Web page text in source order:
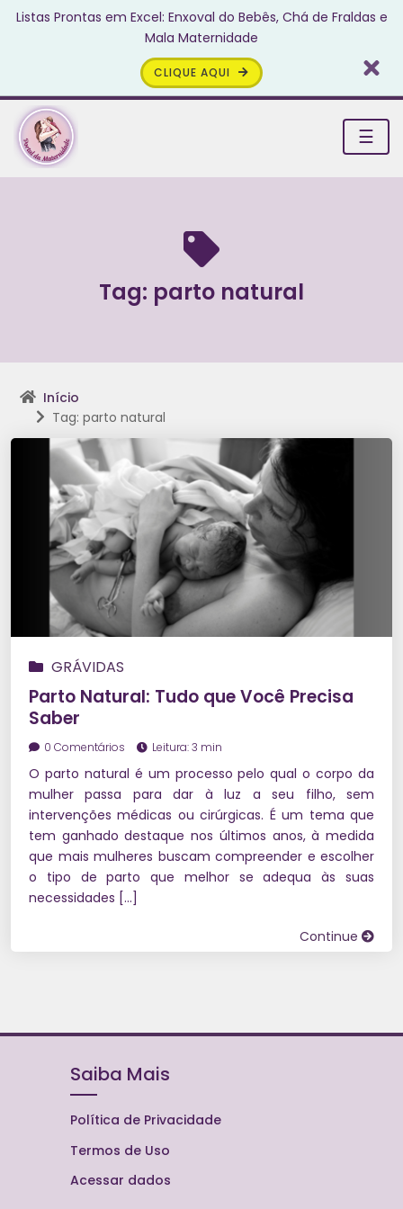
Listas Prontas em Excel: Enxoval do Bebês, Chá de Fraldas e
Mala Maternidade
CLIQUE AQUI
☰
Tag: parto natural
Início
Tag: parto natural
GRÁVIDAS
Parto Natural: Tudo que Você Precisa
Saber
0 Comentários Leitura: 3 min
O parto natural é um processo pelo qual o corpo da
mulher passa para dar à luz a seu filho, sem
intervenções médicas ou cirúrgicas. É um tema que
tem ganhado destaque nos últimos anos, à medida
que mais mulheres buscam compreender e escolher
o tipo de parto que melhor se adequa às suas
necessidades […]
Continue
Saiba Mais
Política de Privacidade
Termos de Uso
Acessar dados